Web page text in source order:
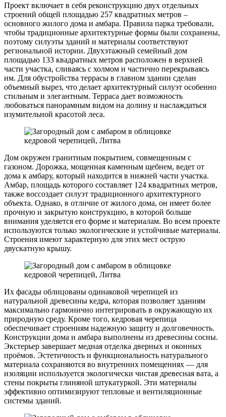
Проект включает в себя реконструкцию двух отдельных
строений общей площадью 257 квадратных метров –
основного жилого дома и амбара. Правила парка требовали,
чтобы традиционные архитектурные формы были сохранены,
поэтому силуэты зданий и материалы соответствуют
региональной истории. Двухэтажный семейный дом
площадью 133 квадратных метров расположен в верхней
части участка, сливаясь с холмом и частично перекрываясь
им. Для обустройства террасы в главном здании сделан
объемный вырез, что делает архитектурный силуэт особенно
стильным и элегантным. Терраса дает возможность
любоваться панорамным видом на долину и наслаждаться
изумительной красотой леса.
Дом окружен гранитным покрытием, совмещенным с
газоном. Дорожка, мощенная каменным щебнем, ведет от
дома к амбару, который находится в нижней части участка.
Амбар, площадь которого составляет 124 квадратных метров,
также воссоздает силуэт традиционного архитектурного
объекта. Однако, в отличие от жилого дома, он имеет более
прочную и закрытую конструкцию, в которой больше
внимания уделяется его форме и материалам. Во всем проекте
используются только экологические и устойчивые материалы.
Строения имеют характерную для этих мест острую
двускатную крышу.
Их фасады облицованы одинаковой черепицей из
натуральной древесины кедра, которая позволяет зданиям
максимально гармонично интегрировать в окружающую их
природную среду. Кроме того, кедровая черепица
обеспечивает строениям надежную защиту и долговечность.
Конструкции дома и амбара выполнены из древесины сосны.
Экстерьер завершает медная отделка дверных и оконных
проёмов. Эстетичность и функциональность натурального
материала сохраняются во внутренних помещениях — для
изоляции используется экологически чистая древесная вата, а
стены покрыты глиняной штукатуркой. Эти материалы
эффективно оптимизируют тепловые и вентиляционные
системы зданий.